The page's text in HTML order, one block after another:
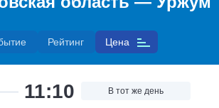
Рейтинг Цена
11:10 В тот же день